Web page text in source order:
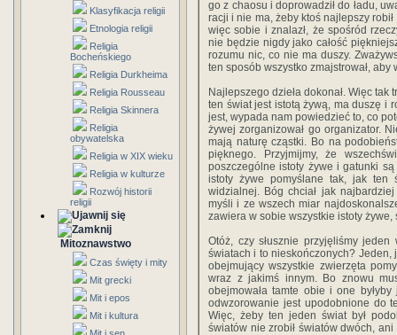
Klasyfikacja religii
Etnologia religii
Religia
Bocheńskiego
Religia Durkheima
Religia Rousseau
Religia Skinnera
Religia
obywatelska
Religia w XIX wieku
Religia w kulturze
Rozwój historii
religii
Mitoznawstwo
Czas święty i mity
Mit grecki
Mit i epos
Mit i kultura
go z chaosu i doprowadził do ładu,
racji i nie ma, żeby ktoś najlepszy
więc sobie i znalazł, że spośród
nie będzie nigdy jako całość
rozumu nic, co nie ma duszy.
ten sposób wszystko zmajstrował,
Najlepszego dzieła dokonał. Więc
ten świat jest istotą żywą, ma duszę i
jest, wypada nam powiedzieć to, co
żywej zorganizował go organizator.
mają naturę cząstki. Bo na
pięknego. Przyjmijmy, że
poszczególne istoty żywe i gatunki
istoty żywe pomyślane tak, jak ten
widzialnej. Bóg chciał jak
myśli i ze wszech miar
zawiera w sobie wszystkie istoty
Otóż, czy słusznie przyjęliśmy
światach i to nieskończonych? Jeden,
obejmujący wszystkie zwierzęta
wraz z jakimś innym. Bo znowu
obejmowała tamte obie i one
odwzorowanie jest upodobnione do
Więc, żeby ten jeden świat był
światów nie zrobił światów dwóch,